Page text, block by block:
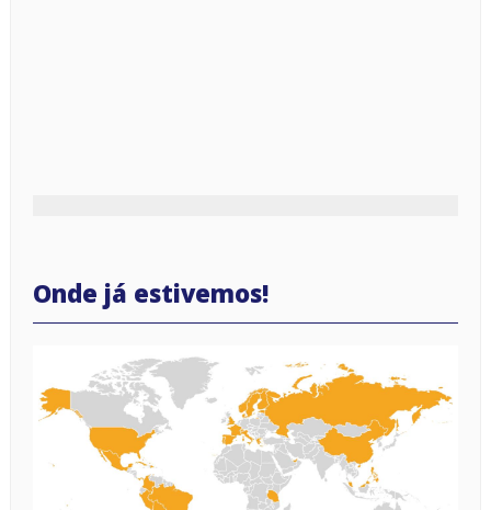
Onde já estivemos!